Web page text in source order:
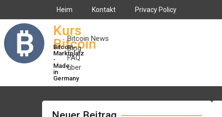
Heim Kontakt Privacy Policy
Kurs
Bitcoin
Bitcoin-
Marktplatz
-
Made
in
Germany
Bitcoin News
Blog
FAQ
über